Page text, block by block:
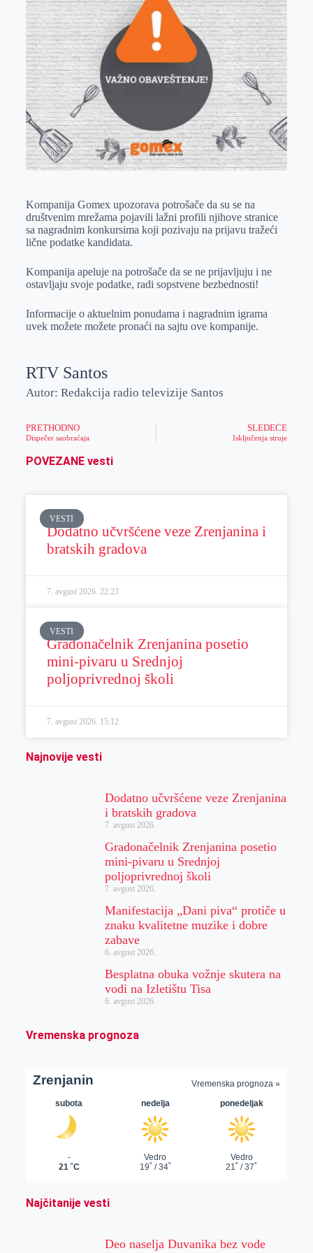
k
g
r
d
n
r
t
A
p
p
m
i
l
Kompanija Gomex upozorava potrošače da su se na
društvenim mrežama pojavili lažni profili njihove stranice
sa nagradnim konkursima koji pozivaju na prijavu tražeći
lične podatke kandidata.
Kompanija apeluje na potrošače da se ne prijavljuju i ne
ostavljaju svoje podatke, radi sopstvene bezbednosti!
Informacije o aktuelnim ponudama i nagradnim igrama
uvek možete možete pronaći na sajtu ove kompanije.
RTV Santos
Autor: Redakcija radio televizije Santos
PRETHODNO
Dispečer saobraćaja
SLEDEĆE
Isključenja struje
POVEZANE vesti
VESTI
Dodatno učvršćene veze Zrenjanina i
bratskih gradova
7. avgust 2026. 22:23
VESTI
Gradonačelnik Zrenjanina posetio
mini-pivaru u Srednjoj
poljoprivrednoj školi
7. avgust 2026. 15:12
Najnovije vesti
Dodatno učvršćene veze Zrenjanina
i bratskih gradova
7. avgust 2026.
Gradonačelnik Zrenjanina posetio
mini-pivaru u Srednjoj
poljoprivrednoj školi
7. avgust 2026.
Manifestacija „Dani piva“ protiče u
znaku kvalitetne muzike i dobre
zabave
6. avgust 2026.
Besplatna obuka vožnje skutera na
vodi na Izletištu Tisa
6. avgust 2026.
Vremenska prognoza
Najčitanije vesti
Deo naselja Duvanika bez vode